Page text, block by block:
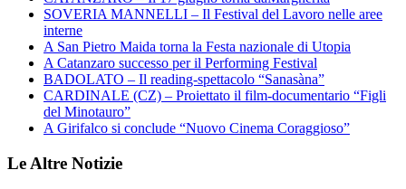
SOVERIA MANNELLI – Il Festival del Lavoro nelle aree
interne
A San Pietro Maida torna la Festa nazionale di Utopia
A Catanzaro successo per il Performing Festival
BADOLATO – Il reading-spettacolo “Sanasàna”
CARDINALE (CZ) – Proiettato il film-documentario “Figli
del Minotauro”
A Girifalco si conclude “Nuovo Cinema Coraggioso”
Le Altre Notizie